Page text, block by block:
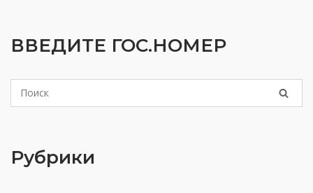
ВВЕДИТЕ ГОС.НОМЕР
Рубрики